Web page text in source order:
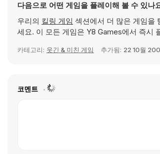
다음으로 어떤 게임을 플레이해 볼 수 있나
우리의 킬링 게임 섹션에서 더 많은 게임을
세요. 이 모든 게임은 Y8 Games에서 즉시
카테고리: 웃긴 & 미친 게임 추가됨: 22 10월
코멘트